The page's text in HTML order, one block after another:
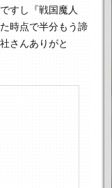
すし 『戦国魔人
時点で半分もう諦
さんありがと